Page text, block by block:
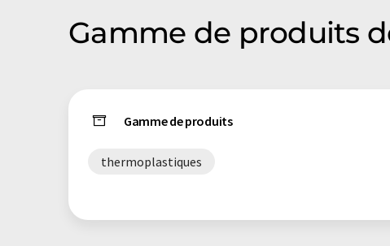
Gamme de produits
Gamme de produits
thermoplastiques